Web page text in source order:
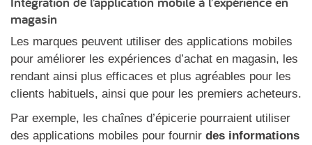
magasin
Les marques peuvent utiliser des applications mobiles
pour améliorer les expériences d’achat en magasin, les
rendant ainsi plus efficaces et plus agréables pour les
clients habituels, ainsi que pour les premiers acheteurs.
Par exemple, les chaînes d’épicerie pourraient utiliser
des applications mobiles pour fournir des informations